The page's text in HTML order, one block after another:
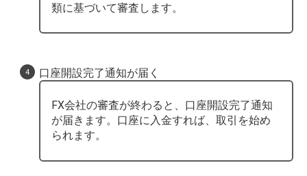
類に基づいて審査します。
口座開設完了通知が届く
FX会社の審査が終わると、口座開設完了通知
が届きます。口座に入金すれば、取引を始め
られます。